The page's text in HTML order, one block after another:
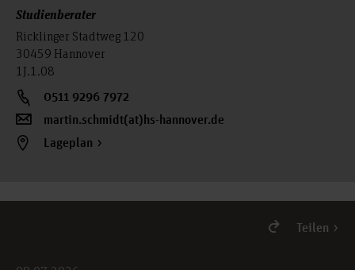
Studienberater
Ricklinger Stadtweg 120
30459 Hannover
1J.1.08
0511 9296 7972
martin.schmidt(at)hs-hannover.de
Lageplan
Teilen